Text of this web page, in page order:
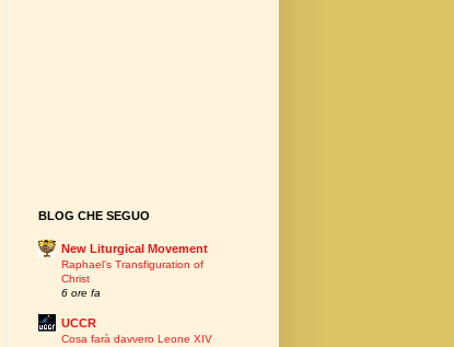
BLOG CHE SEGUO
New Liturgical Movement
Raphael’s Transfiguration of
Christ
6 ore fa
UCCR
Cosa farà davvero Leone XIV